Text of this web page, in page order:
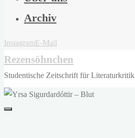
Archiv
InstagramE-Mail
Rezensöhnchen
Studentische Zeitschrift für Literaturkritik